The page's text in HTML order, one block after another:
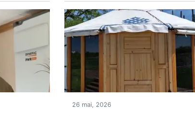
26 mai, 2026